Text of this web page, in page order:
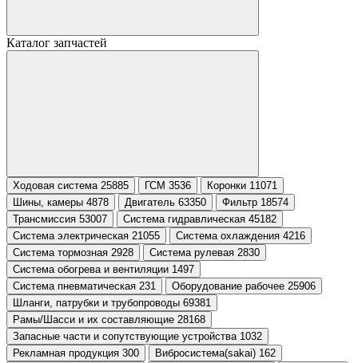
Каталог запчастей
Ходовая система 25885 ГСМ 3536
Коронки 11071
Шины, камеры 4878
Двигатель 63350
Фильтр 18574
Трансмиссия 53007
Система гидравлическая 45182
Система электрическая 21055
Система охлаждения 4216
Система тормозная 2928
Система рулевая 2830
Система обогрева и вентиляции 1497
Система пневматическая 231
Оборудование рабочее 25906
Шланги, патрубки и трубопроводы 69381
Рамы/Шасси и их составляющие 28168
Запасные части и сопутствующие устройства 1032
Рекламная продукция 300
Вибросистема(sakai) 162